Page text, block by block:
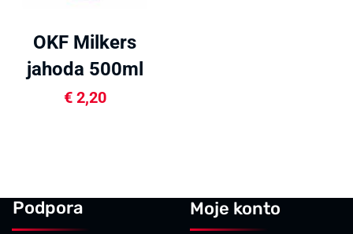
OKF Milkers
jahoda 500ml
€2,20
Podpora Moje konto